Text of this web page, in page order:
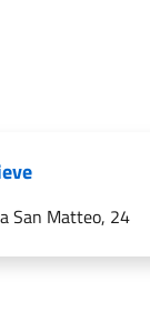
San Matteo, 24